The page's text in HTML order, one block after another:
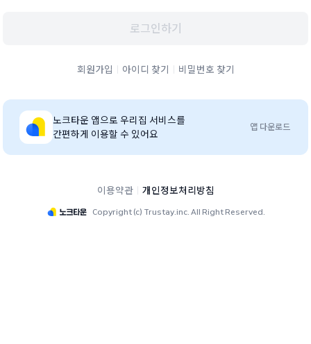
로그인하기
회원가입 아이디 찾기 비밀번호 찾기
노크타운 앱으로 우리집 서비스를
간편하게 이용할 수 있어요
앱 다운로드
이용약관 개인정보처리방침
Copyright (c) Trustay.inc. All Right Reserved.